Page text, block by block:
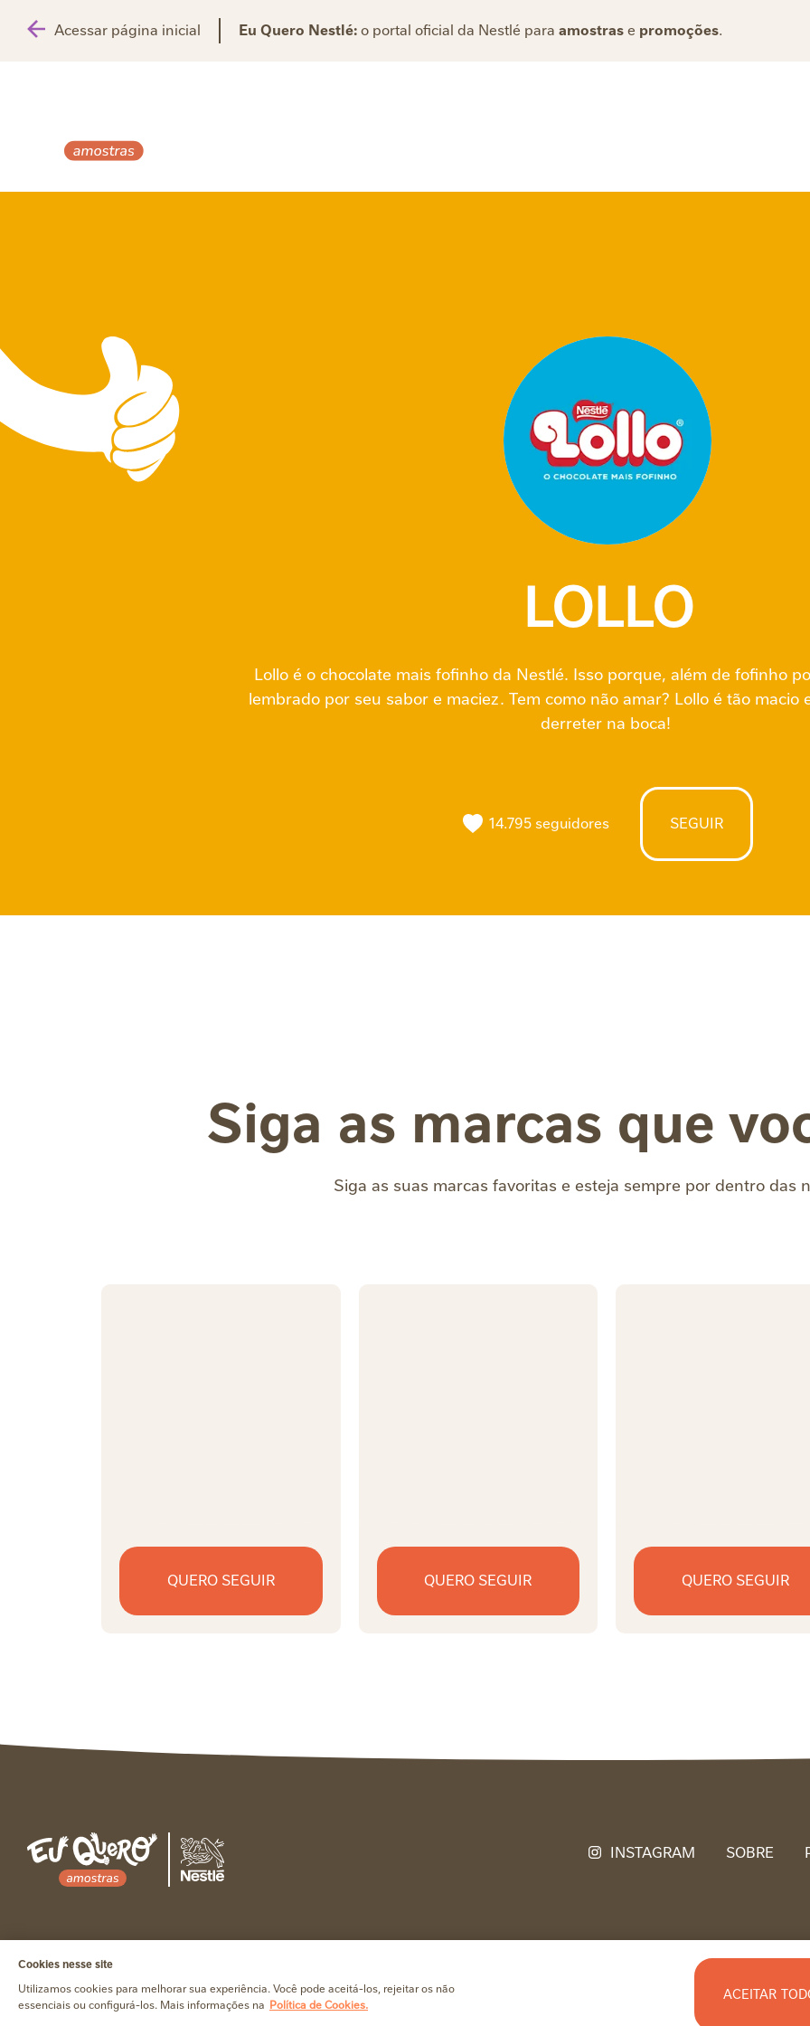
Acessar página inicial Eu Quero Nestlé:o portal oficial da Nestlé para amostrase promoções.
LOLLO
Lollo é o chocolate mais fofinho da Nestlé. Isso porque, além de fofinho
lembrado por seu sabor e maciez. Tem como não amar? Lollo é tão macio
derreter na boca!
14.795 seguidores SEGUIR
Siga as marcas que
Siga as suas marcas favoritas e esteja sempre por dentro das
QUERO SEGUIR QUERO SEGUIR QUERO SEGUIR
SOBRE
Cookies nesse site
Utilizamos cookies para melhorar sua experiência. Você pode aceitá-los, rejeitar os não
essenciais ou configurá-los. Mais informações na Política de Cookies.
ACEITAR